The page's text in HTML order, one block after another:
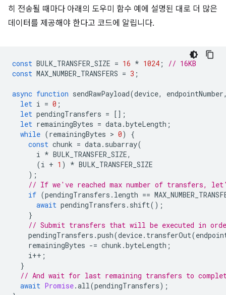
히 전송될 때마다 아래의 도우미 함수 예에 설명된 대로 더 많은
데이터를 제공해야 한다고 코드에 알립니다.
const BULK_TRANSFER_SIZE = 16 * 1024 ;
// 16KB
const MAX_NUMBER_TRANSFERS = 3 ;
async function sendRawPayload(device, endpointNumber
let i = 0 ;
let pendingTransfers = [];
let remainingBytes = data.byteLength ;
while (remainingBytes > 0)
{
const chunk = data. subarray(
i * BULK_TRANSFER_SIZE,
(i + 1 ) * BULK_TRANSFER_SIZE
);
// If we've reached max number of transfers,
if (pendingTransfers . length ==
await pendingTransfers . shift();
}
// Submit transfers that will be executed in
pendingTransfers .push(device. transferOut(
remainingBytes -= chunk .byteLength ;
i++ ;
}
// And wait for last remaining transfers to
await Promise.all(pendingTransfers);